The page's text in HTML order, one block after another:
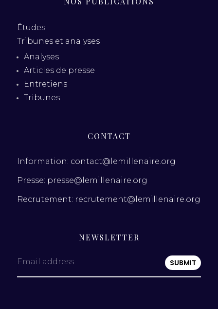
Études
Tribunes et analyses
Analyses
Articles de presse
Entretiens
Tribunes
CONTACT
Information: contact@lemillenaire.org
Presse: presse@lemillenaire.org
Recrutement: recrutement@lemillenaire.org
NEWSLETTER
Email address